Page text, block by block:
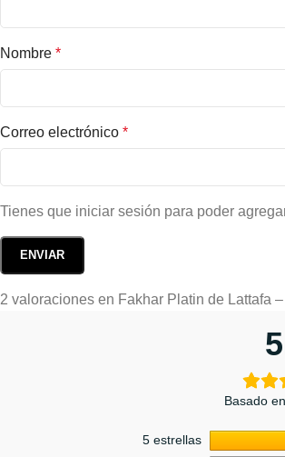
2 valoraciones en Fakhar Platin de Lattafa –
Basado
5 estrellas
Nombre *
Correo electrónico *
Tienes que iniciar sesión para poder